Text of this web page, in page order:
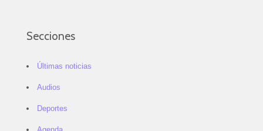
Secciones
Últimas noticias
Audios
Deportes